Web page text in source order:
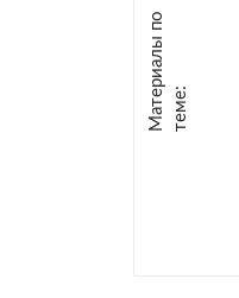
М
а
т е
р
и
а
л
ы
п
о
т
е
м
е :